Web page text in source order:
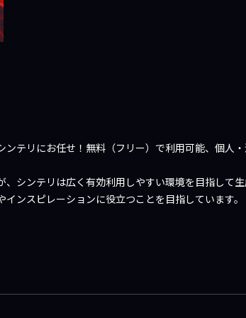
テリにお任せ！無料（フリー）で利用可能、個人
シンテリは広く有効利用しやすい環境を目指して
ンスピレーションに役立つことを目指しています。